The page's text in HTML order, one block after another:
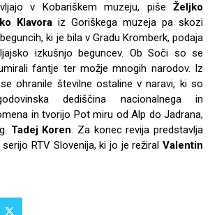
v Kobariškem muzeju, piše Željko
Klavora iz Goriškega muzeja pa skozi
ki je bila v Gradu Kromberk, podaja
izkušnjo beguncev. Ob Soči so se
fantje ter možje mnogih narodov. Iz
ohranile številne ostaline v naravi, ki so
dediščina nacionalnega in
in tvorijo Pot miru od Alp do Jadrana,
Tadej Koren. Za konec revija predstavlja
RTV Slovenija, ki jo je režiral Valentin